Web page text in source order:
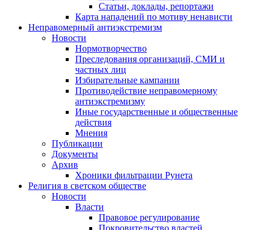
Статьи, доклады, репортажи
Карта нападений по мотиву ненависти
Неправомерный антиэкстремизм
Новости
Нормотворчество
Преследования организаций, СМИ и
частных лиц
Избирательные кампании
Противодействие неправомерному
антиэкстремизму
Иные государственные и общественные
действия
Мнения
Публикации
Документы
Архив
Хроники фильтрации Рунета
Религия в светском обществе
Новости
Власти
Правовое регулирование
Покровительство властей